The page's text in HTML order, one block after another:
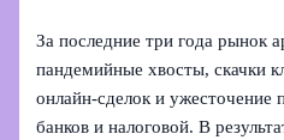
За последние три года рынок
пандемийные хвосты, скачки
онлайн-сделок и ужесточение
банков и налоговой. В